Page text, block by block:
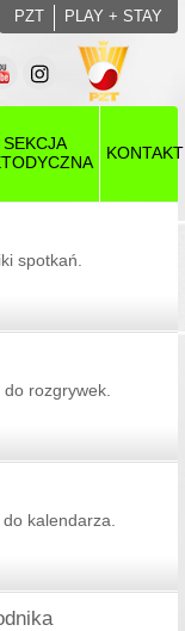
PZT PLAY + STAY
SEKCJA
KONTAKT
spotkań.
rozgrywek.
kalendarza.